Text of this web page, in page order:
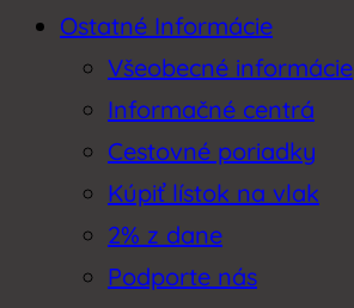
Ostatné Informácie
Všeobecné informácie
Informačné centrá
Cestovné poriadky
Kúpiť lístok na vlak
2% z dane
Podporte nás